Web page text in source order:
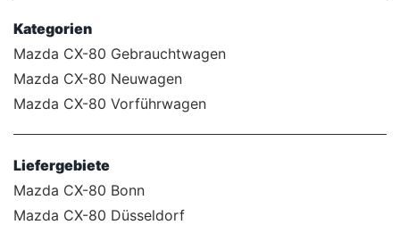
Kategorien
Mazda CX-80 Gebrauchtwagen
Mazda CX-80 Neuwagen
Mazda CX-80 Vorführwagen
Liefergebiete
Mazda CX-80 Bonn
Mazda CX-80 Düsseldorf